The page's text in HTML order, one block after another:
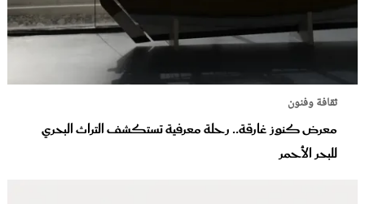
ثقافة وفنون
معرض كنوز غارقة.. رحلة معرفية تستكشف التراث البحري
للبحر الأحمر